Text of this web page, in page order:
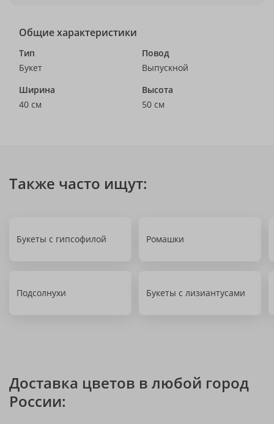
Общие характеристики
Тип
Букет
Повод
Выпускной
Ширина
40 см
Высота
50 см
Также часто ищут:
Букеты с гипсофилой Ромашки
Подсолнухи Букеты с лизиантусами
Доставка цветов в любой город
России: